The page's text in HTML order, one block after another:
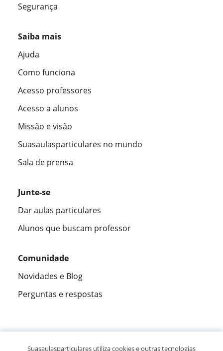
Segurança
Saiba mais
Ajuda
Como funciona
Acesso professores
Acesso a alunos
Missão e visão
Suasaulasparticulares no mundo
Sala de prensa
Junte-se
Dar aulas particulares
Alunos que buscam professor
Comunidade
Novidades e Blog
Perguntas e respostas
Suasaulasparticulares utiliza cookies e outras tecnologias